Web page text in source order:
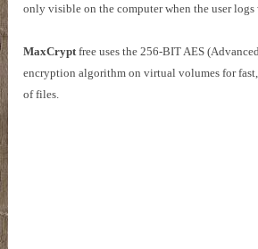
only visible on the computer when the user logs
MaxCrypt free uses the 256-BIT AES
encryption algorithm on virtual volumes for
of files.